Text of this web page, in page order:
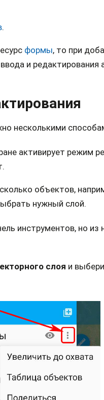
.
формы, то при
и редактирования
несколькими
активирует режим
объектов,
нужный слой.
инструментов, но
слоя и